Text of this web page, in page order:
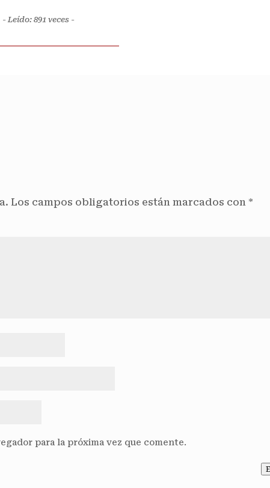
- Leído: 891 veces -
Los campos obligatorios están marcados con *
para la próxima vez que comente.